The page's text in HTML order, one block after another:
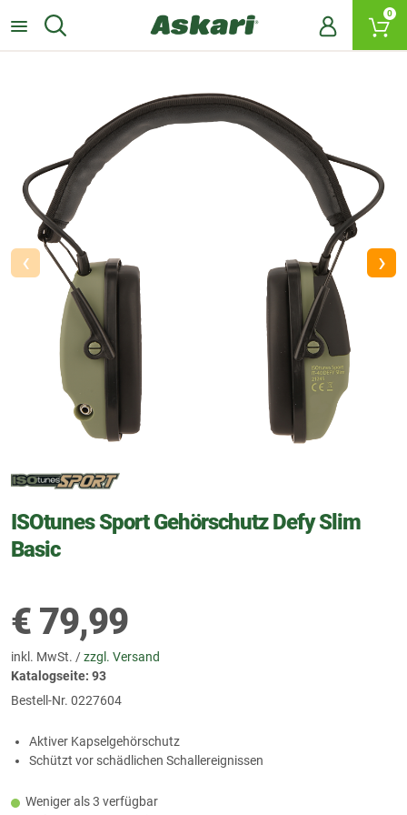
0
‹ ›
ISOtunes Sport Gehörschutz Defy Slim
Basic
€ 79,99
inkl. MwSt. /zzgl. Versand
Katalogseite: 93
Bestell-Nr. 0227604
Aktiver Kapselgehörschutz
Schützt vor schädlichen Schallereignissen
Weniger als 3 verfügbar